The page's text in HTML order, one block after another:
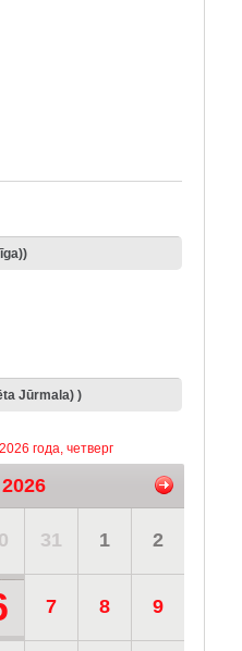
года, четверг
31 1 2
7 8 9